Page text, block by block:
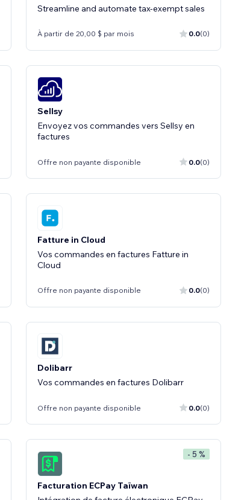
Streamline and automate tax-exempt sales
À partir de 20,00 $ par mois 0.0(0)
Sellsy
Envoyez vos commandes vers Sellsy en
factures
Offre non payante disponible 0.0(0)
Fatture in Cloud
Vos commandes en factures Fatture in
Cloud
Offre non payante disponible 0.0(0)
Dolibarr
Vos commandes en factures Dolibarr
Offre non payante disponible 0.0(0)
- 5 %
Facturation ECPay Taïwan